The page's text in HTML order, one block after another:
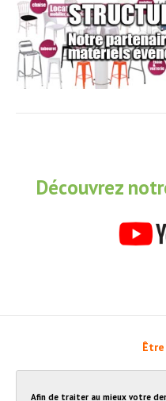
Découvrez
Afin de traiter au mieux votre